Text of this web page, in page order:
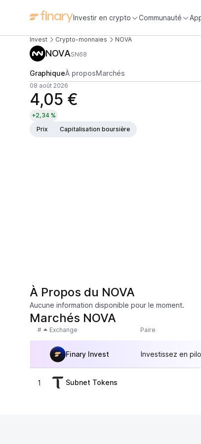
Investir en crypto Communauté
Invest Crypto-monnaies NOVA
NOVASN68
GraphiqueÀ proposMarchés
08 août 2026
4,05 €
+2,34 %
Prix
Capitalisation boursière
À Propos du NOVA
Aucune information disponible pour le moment.
Marchés NOVA
# Exchange Paire
Finary Invest Investissez en
1 Subnet Tokens